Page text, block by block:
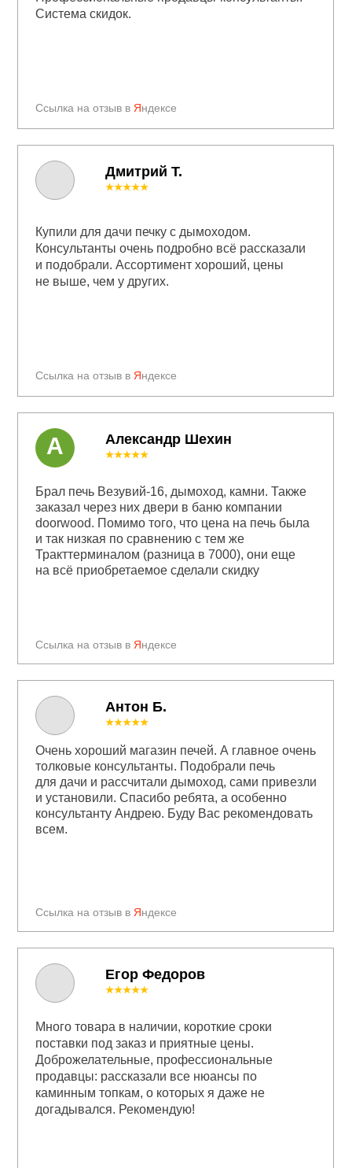
Ссылка на отзыв в Яндексе
Система скидок.
Антон Б.
Ссылка на отзыв в Яндексе
★★★★★
Купили для дачи печку с дымоходом.
Консультанты очень подробно всё рассказали
и подобрали. Ассортимент хороший, цены
не выше, чем у других.
Александр Шехин
Ссылка на отзыв в Яндексе
★★★★★
Брал печь Везувий-16, дымоход, камни. Также
заказал через них двери в баню компании
doorwood. Помимо того, что цена на печь была
и так низкая по сравнению с тем же
Тракттерминалом (разница в 7000), они еще
на всё приобретаемое сделали скидку
А
Дмитрий Т.
Ссылка на отзыв в Яндексе
★★★★★
Очень хороший магазин печей. А главное очень
толковые консультанты. Подобрали печь
для дачи и рассчитали дымоход, сами привезли
и установили. Спасибо ребята, а особенно
консультанту Андрею. Буду Вас рекомендовать
всем.
Егор Федоров
★★★★★
Много товара в наличии, короткие сроки
поставки под заказ и приятные цены.
Доброжелательные, профессиональные
продавцы: рассказали все нюансы по
каминным топкам, о которых я даже не
догадывался. Рекомендую!